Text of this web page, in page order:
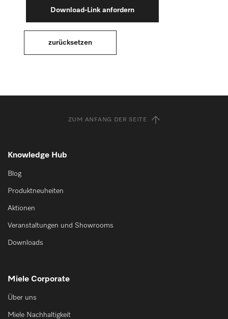
ZUM ANFANG DER SEITE
Knowledge Hub
Blog
Produktneuheiten
Aktionen
Veranstaltungen und Showrooms
Downloads
Miele Corporate
Über uns
Miele Nachhaltigkeit